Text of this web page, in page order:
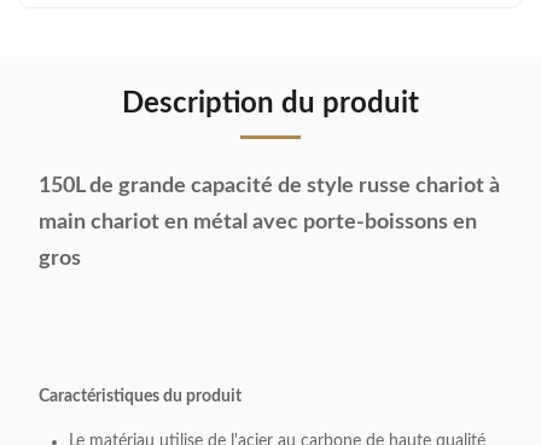
Description du produit
150L de grande capacité de style russe chariot à
main chariot en métal avec porte-boissons en
gros
Caractéristiques du produit
Le matériau utilise de l'acier au carbone de haute qualité